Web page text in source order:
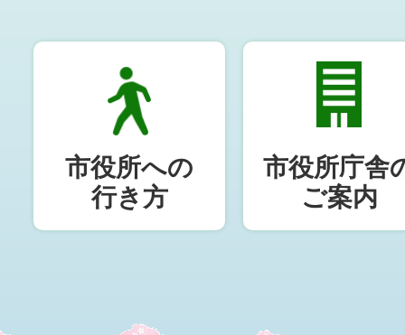
市役所への
行き方
市役所庁舎
ご案内